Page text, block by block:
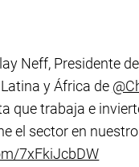
Neff, Presidente
y África de
que trabaja e
el sector en
7xFkiJcbDW